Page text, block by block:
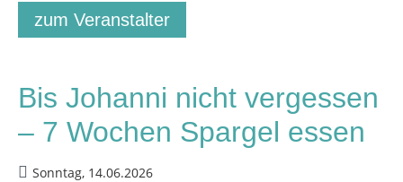
zum Veranstalter
Bis Johanni nicht vergessen
– 7 Wochen Spargel essen
Sonntag, 14.06.2026